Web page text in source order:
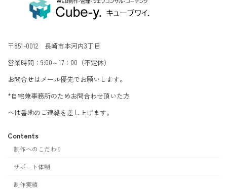
〒851-0012 長崎市本河内3丁目
営業時間：9:00～17：00（不定休）
お問合せはメール優先でお願いします。
*自宅兼事務所のためお問合わせ頂いた方
へは番地のご連絡を差し上げます。
Contents
制作へのこだわり
サポート体制
制作実績